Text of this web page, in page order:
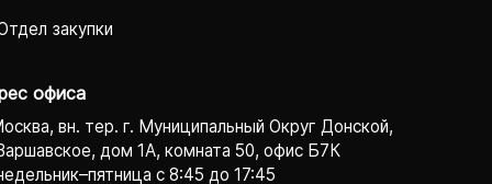
закупки
офиса
вн. тер. г. Муниципальный Округ Донской,
дом 1А, комната 50, офис Б7К
с 8:45 до 17:45